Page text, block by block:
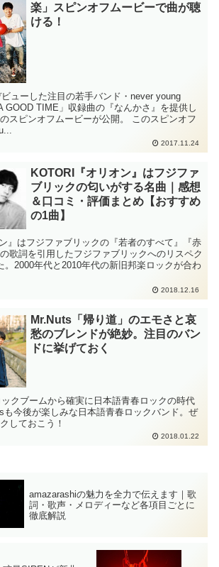
楽」スピンオフムービーで曲が聴
ける！
ューした注目の若手バンド・never young
GOOD TIME」収録曲の『なんかさ』を提供し
スピンオフムービーが公開。 このスピンオフ
2017.11.24
KOTORI『オリオン』はフジファ
ブリックの匂いがする名曲｜感想
＆口コミ・評価まとめ【おすすめ
の1曲】
』はフジファブリックの『若者のすべて』『赤
歌詞を引用したフジファブリックへのリスペク
。2000年代と2010年代の新旧邦楽ロックが合わ
2018.12.16
Mr.Nuts「帰り道」のエモさと哀
愁のブレンドが絶妙。注目のバン
ドに挙げておく
クブームから確実に日本語青春ロックの時代
も今後が楽しみな日本語青春ロックバンド。ぜ
しておこう！
2018.01.22
amazarashiの魅力を全力で伝えます｜歌
詞・歌声・メロディーなど各項目ごとに
徹底解説